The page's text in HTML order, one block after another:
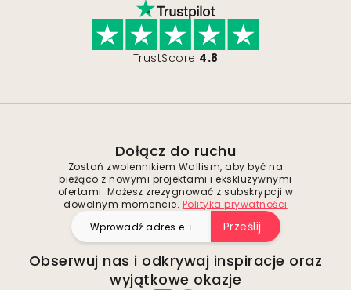
TrustScore 4.8
Dołącz do ruchu
Zostań zwolennikiem Wallism, aby być na
bieżąco z nowymi projektami i ekskluzywnymi
ofertami. Możesz zrezygnować z subskrypcji w
dowolnym momencie. Polityka prywatności
Prześlij
Obserwuj nas i odkrywaj inspiracje oraz
wyjątkowe okazje